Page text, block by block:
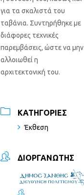
για τα σκαλιστά του
ταβάνια. Συντηρήθηκε με
διάφορες τεχνικές
παρεμβάσεις, ώστε να μην
αλλοιωθεί η
αρχιτεκτονική του.
ΚΑΤΗΓΟΡΊΕΣ
Έκθεση
ΔΙΟΡΓΑΝΩΤΉΣ